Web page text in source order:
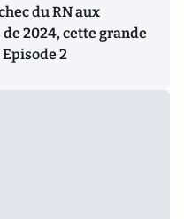
du RN aux
2024, cette grande
2